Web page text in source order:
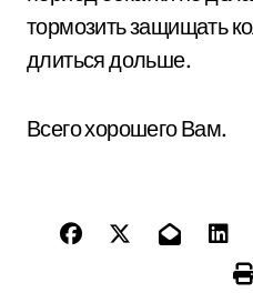
тормозить защищать
длиться дольше.
Всего хорошего Вам.